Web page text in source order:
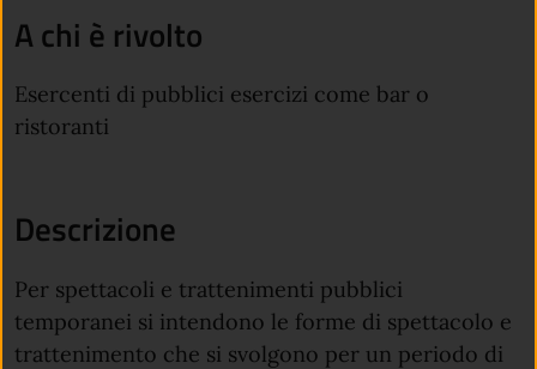
A chi è rivolto
Esercenti di pubblici esercizi come bar o
ristoranti
Descrizione
Per spettacoli e trattenimenti pubblici
temporanei si intendono le forme di spettacolo e
trattenimento che si svolgono per un periodo di